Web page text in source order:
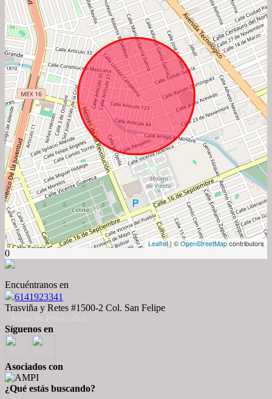
Leaflet| ©OpenStreetMapcontributors
0
Encuéntranos en
6141923341
Trasviña y Retes #1500-2 Col. San Felipe
Síguenos en
Asociados con
¿Qué estás buscando?